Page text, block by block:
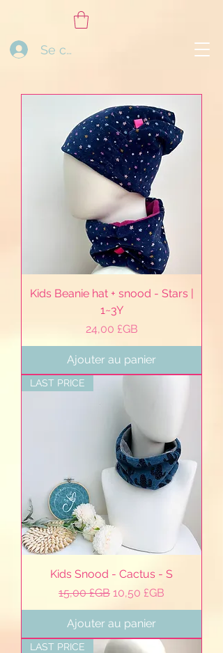
Se connecter
Kids Beanie hat + snood - Stars |
1~3Y
Prix
24,00 £GB
Ajouter au panier
LAST PRICE
Kids Snood - Cactus - S
Prix original
15,00 £GB Prix promotionnel
10,50 £GB
Ajouter au panier
LAST PRICE